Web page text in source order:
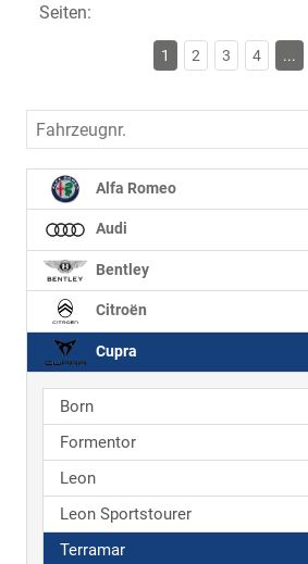
Seiten:
1 2 3 4 ...
Fahrzeugnr.
Alfa Romeo
Audi
Bentley
Citroën
Cupra
Born
Formentor
Leon
Leon Sportstourer
Terramar